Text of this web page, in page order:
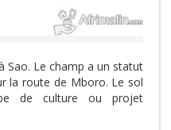
Sao. Le champ a un statut
la route de Mboro. Le sol
de culture ou projet